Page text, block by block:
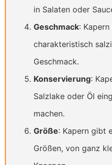
in Salaten oder
Geschmack:
charakteristisch
Geschmack.
Konservierung:
Salzlake oder Öl
machen.
Größe: Kapern gibt
Größen, von ganz